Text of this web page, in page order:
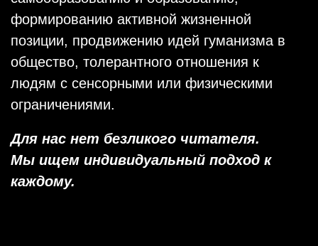
формированию активной жизненной
позиции, продвижению идей гуманизма в
общество, толерантного отношения к
людям с сенсорными или физическими
ограничениями.
Для нас нет безликого читателя.
Мы ищем индивидуальный подход к
каждому.